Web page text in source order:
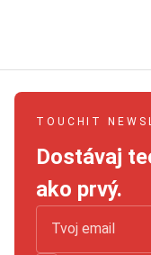
TOUCHIT
Dostávaj
ako prvý.